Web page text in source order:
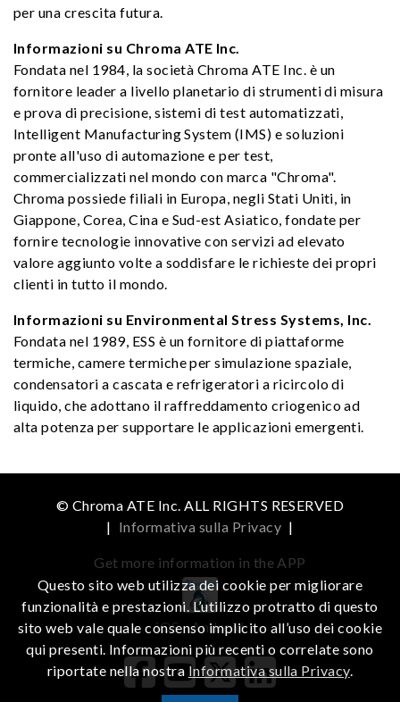
per una crescita futura.
Informazioni su Chroma ATE Inc.
Fondata nel 1984, la società Chroma ATE Inc. è un
fornitore leader a livello planetario di strumenti di misura
e prova di precisione, sistemi di test automatizzati,
Intelligent Manufacturing System (IMS) e soluzioni
pronte all'uso di automazione e per test,
commercializzati nel mondo con marca "Chroma".
Chroma possiede filiali in Europa, negli Stati Uniti, in
Giappone, Corea, Cina e Sud-est Asiatico, fondate per
fornire tecnologie innovative con servizi ad elevato
valore aggiunto volte a soddisfare le richieste dei propri
clienti in tutto il mondo.
Informazioni su Environmental Stress Systems, Inc.
Fondata nel 1989, ESS è un fornitore di piattaforme
termiche, camere termiche per simulazione spaziale,
condensatori a cascata e refrigeratori a ricircolo di
liquido, che adottano il raffreddamento criogenico ad
alta potenza per supportare le applicazioni emergenti.
© Chroma ATE Inc. ALL RIGHTS RESERVED
| Informativa sulla Privacy |
Get more information in the APP
iOS Android
Questo sito web utilizza dei cookie per migliorare
funzionalità e prestazioni. L’utilizzo protratto di questo
sito web vale quale consenso implicito all’uso dei cookie
qui presenti. Informazioni più recenti o correlate sono
riportate nella nostra Informativa sulla Privacy.